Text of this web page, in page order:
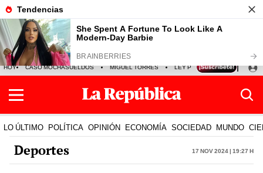
HOY CASO MOCHASUELDOS MIGUEL TORRES LEY PULPÍN PRECIO DEL
LO ÚLTIMO POLÍTICA OPINIÓN ECONOMÍA SOCIEDAD MUNDO
Deportes 17 Nov 2024 | 19:27 h